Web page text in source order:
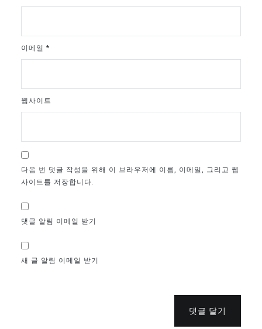
이메일 *
웹사이트
다음 번 댓글 작성을 위해 이 브라우저에 이름, 이메일, 그리고 웹
사이트를 저장합니다.
댓글 알림 이메일 받기
새 글 알림 이메일 받기
댓글 달기